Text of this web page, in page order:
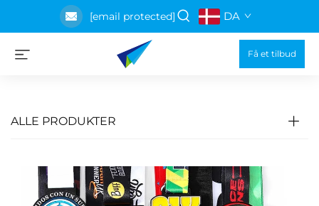
[email protected] DA
Få et tilbud
ALLE PRODUKTER